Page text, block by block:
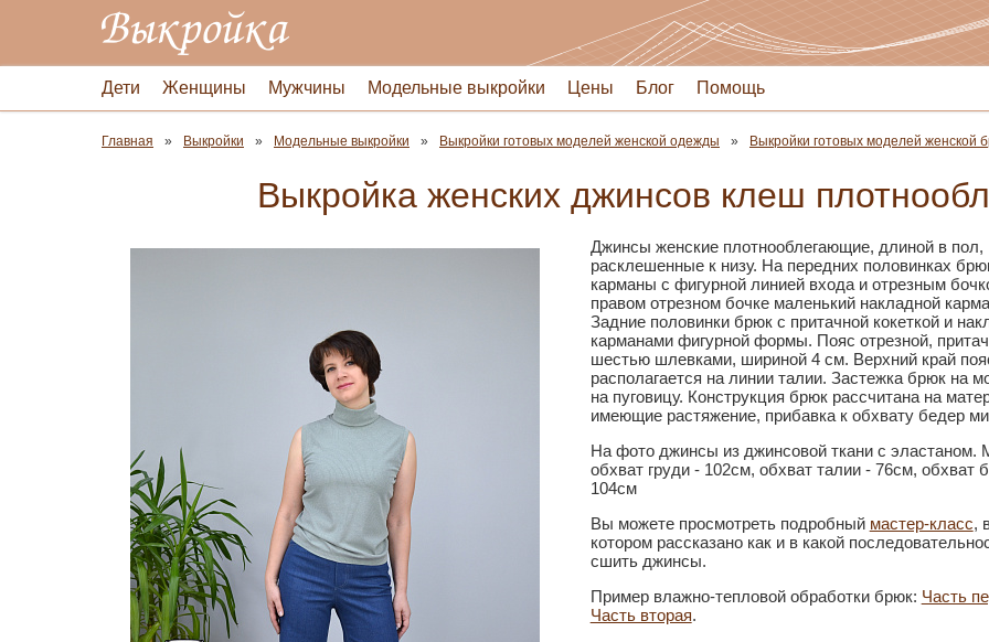
Дети Женщины Мужчины Модельные выкройки Цены Блог Помощь
Главная Выкройки Модельные выкройки Выкройки готовых моделей женской одежды Выкройки готовых моделей женской
Выкройка женских джинсов клеш
Джинсы женские плотнооблегающие, длиной в пол,
расклешенные к низу. На передних половинках
карманы с фигурной линией входа и отрезным
правом отрезном бочке маленький накладной
Задние половинки брюк с притачной кокеткой и
карманами фигурной формы. Пояс отрезной,
шестью шлевками, шириной 4 см. Верхний край
располагается на линии талии. Застежка брюк на
на пуговицу. Конструкция брюк рассчитана на
имеющие растяжение, прибавка к обхвату бедер
На фото джинсы из джинсовой ткани с эластаном.
обхват груди - 102см, обхват талии - 76см, обхват
104см
Вы можете просмотреть подробный мастер-класс,
котором рассказано как и в какой
сшить джинсы.
Пример влажно-тепловой обработки брюк: Часть
Часть вторая.